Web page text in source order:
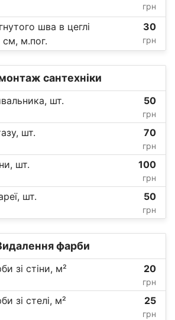
грн
шва в цеглі
м.пог.
30
грн
сантехніки
шт. 50
грн
шт. 70
грн
шт. 100
грн
шт. 50
грн
фарби
зі стіни, м² 20
грн
зі стелі, м² 25
грн